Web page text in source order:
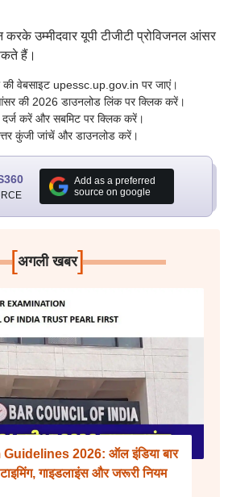
करके उम्मीदवार यूपी टीजीटी प्रोविजनल आंसर
हैं।
की वेबसाइट upessc.up.gov.in पर जाएं।
की 2026 डाउनलोड लिंक पर क्लिक करें।
दर्ज करें और सबमिट पर क्लिक करें।
कुंजी जांचें और डाउनलोड करें।
Add as a preferred
source on google
[अगली खबर]
2026: ऑल इंडिया बार
टाइमिंग, गाइडलाइंस और जरूरी नियम